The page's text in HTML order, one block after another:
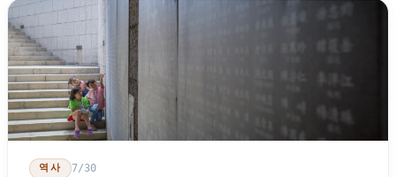
를 드러낸다: 타이완의 진입이 너무 느려 미국 스스로가 입법을 통해
장벽을 낮춰야 한다는 점이다. 타이완에서 46년간 원격 조종 장난감
비행기를 만들어 온 한 회사가 오하이오주에 두 번째 공장을 건설할
계획을 세우고 있다.
역사 7/30